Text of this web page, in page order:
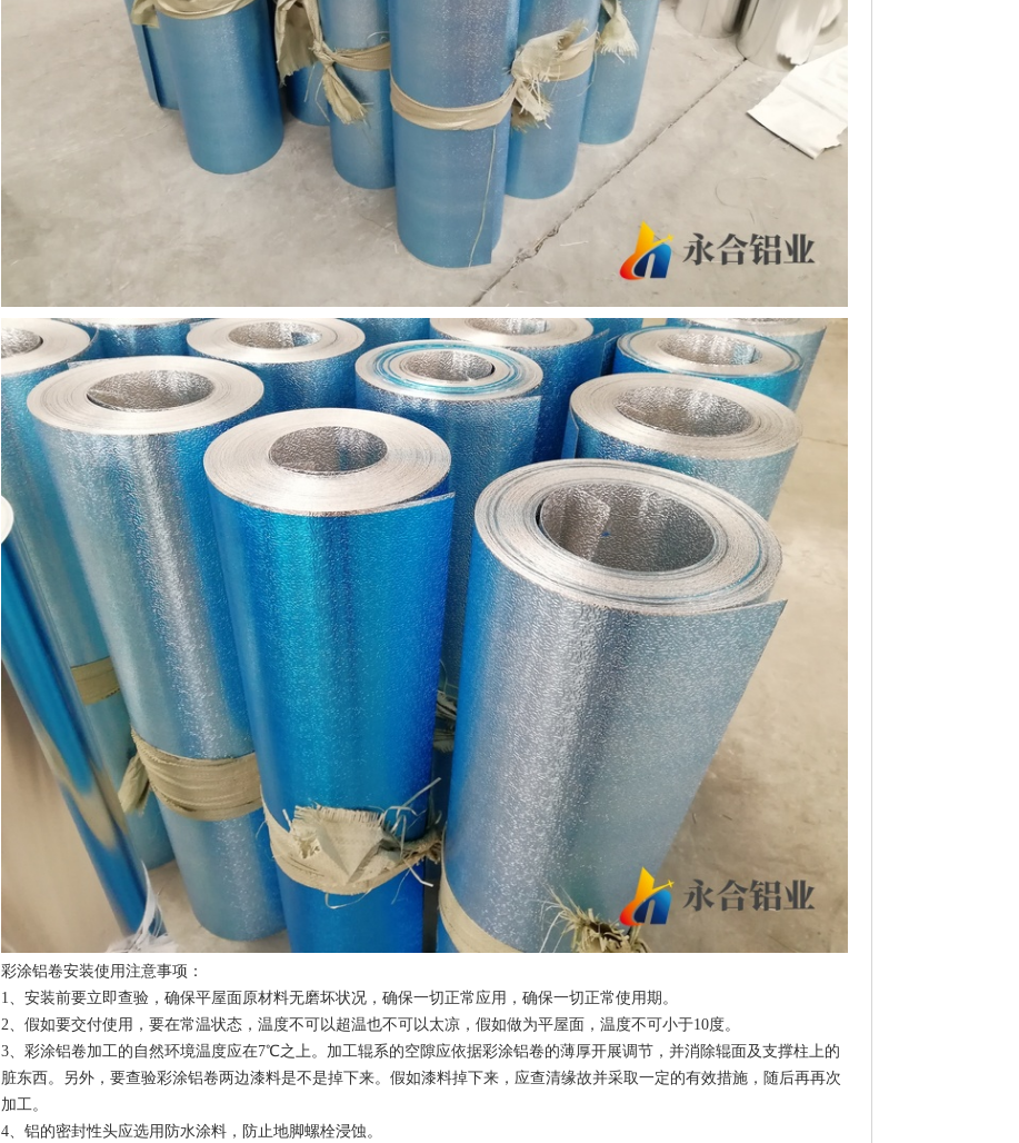
彩涂铝卷安装使用注意事项：
1、安装前要立即查验，确保平屋面原材料无磨坏状况，确保一切正常应用，确保一切正常使用期。
2、假如要交付使用，要在常温状态，温度不可以超温也不可以太凉，假如做为平屋面，温度不可小于10度。
3、彩涂铝卷加工的自然环境温度应在7℃之上。加工辊系的空隙应依据彩涂铝卷的薄厚开展调节，并消除辊面及支撑柱上的
脏东西。另外，要查验彩涂铝卷两边漆料是不是掉下来。假如漆料掉下来，应查清缘故并采取一定的有效措施，随后再再次
加工。
4、铝的密封性头应选用防水涂料，防止地脚螺栓浸蚀。